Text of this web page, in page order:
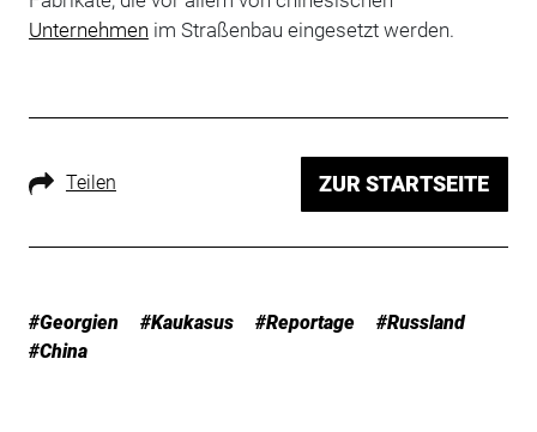
Unternehmen im Straßenbau eingesetzt werden.
Teilen ZUR STARTSEITE
#Georgien #Kaukasus #Reportage
#Russland
#China